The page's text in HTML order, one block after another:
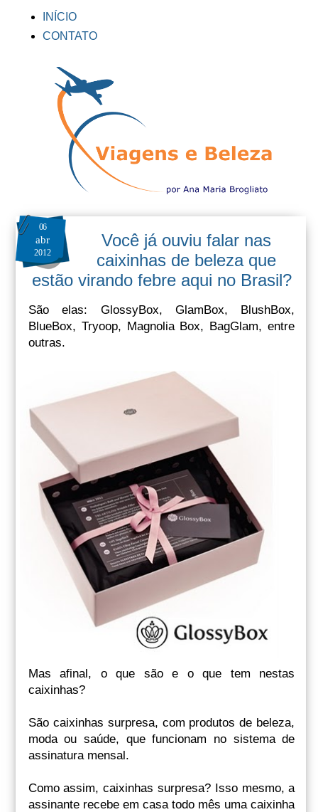
INÍCIO
CONTATO
06
abr
2012
Você já ouviu falar nas
caixinhas de beleza que
estão virando febre aqui no Brasil?
São elas: GlossyBox, GlamBox, BlushBox,
BlueBox, Tryoop, Magnolia Box, BagGlam, entre
outras.
Mas afinal, o que são e o que tem nestas
caixinhas?
São caixinhas surpresa, com produtos de beleza,
moda ou saúde, que funcionam no sistema de
assinatura mensal.
Como assim, caixinhas surpresa? Isso mesmo, a
assinante recebe em casa todo mês uma caixinha